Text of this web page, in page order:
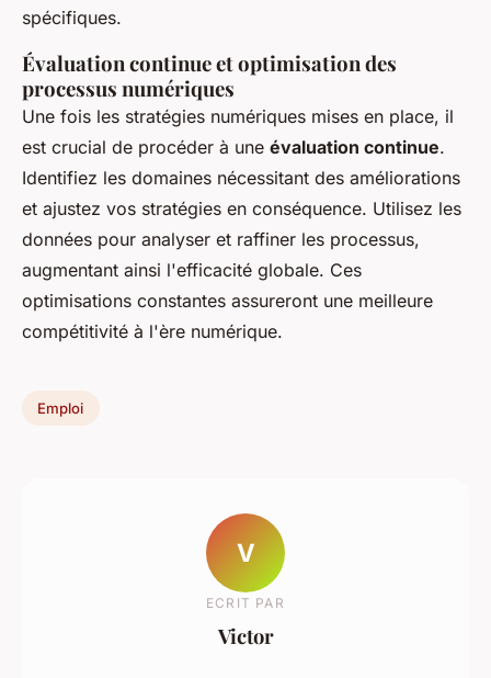
spécifiques.
Évaluation continue et optimisation des
processus numériques
Une fois les stratégies numériques mises en place, il
est crucial de procéder à une évaluation continue.
Identifiez les domaines nécessitant des améliorations
et ajustez vos stratégies en conséquence. Utilisez les
données pour analyser et raffiner les processus,
augmentant ainsi l'efficacité globale. Ces
optimisations constantes assureront une meilleure
compétitivité à l'ère numérique.
Emploi
V
ECRIT PAR
Victor